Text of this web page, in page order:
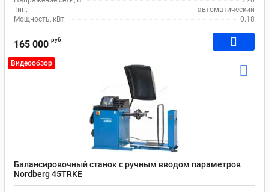
Тип:
автоматический
Мощность, кВт:
0.18
165 000 руб
Видеообзор
Балансировочный станок с ручным вводом параметров
Nordberg 45TRKE